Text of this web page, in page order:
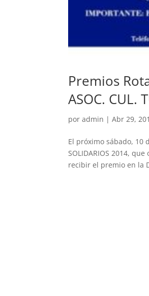
Premios
ASOC. CUL.
poradmin |Abr 29,
El próximo sábado, 10
SOLIDARIOS 2014,
recibir el premio en la